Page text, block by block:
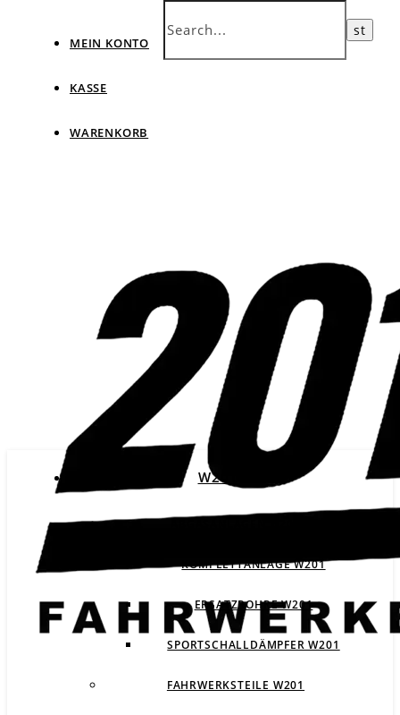
MEIN KONTO
KASSE
WARENKORB
W201
KOMPLETTANLAGE W201
ERSATZROHRE W201
SPORTSCHALLDÄMPFER W201
FAHRWERKSTEILE W201